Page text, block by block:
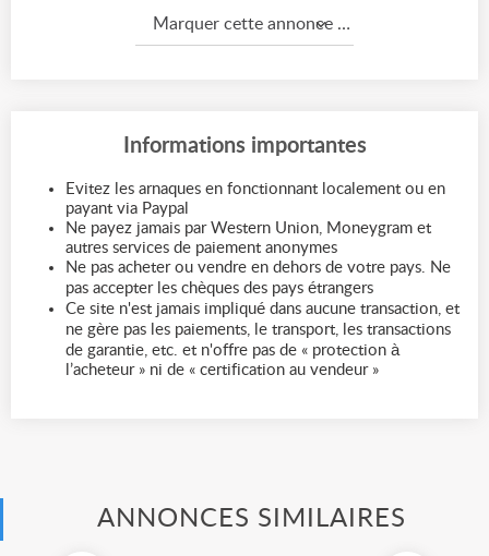
Marquer cette annonce comme...
Informations importantes
Evitez les arnaques en fonctionnant localement ou en
payant via Paypal
Ne payez jamais par Western Union, Moneygram et
autres services de paiement anonymes
Ne pas acheter ou vendre en dehors de votre pays. Ne
pas accepter les chèques des pays étrangers
Ce site n'est jamais impliqué dans aucune transaction, et
ne gère pas les paiements, le transport, les transactions
de garantie, etc. et n'offre pas de « protection à
l’acheteur » ni de « certification au vendeur »
ANNONCES SIMILAIRES